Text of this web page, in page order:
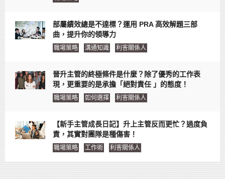
部屬績效總是不達標？運用 PRA 高效解題三部
曲，提升你的領導力
職場策略 溝通知識 利害關係人
晉升主管的終極條件是什麼？除了優秀的工作表
現，更重要的是承擔「絕對責任 」的態度！
職場策略 如何選擇 利害關係人
【新手主管成長日記】升上主管反而更忙？過度負
責，其實對團隊是種傷害！
職場策略 工作術 利害關係人